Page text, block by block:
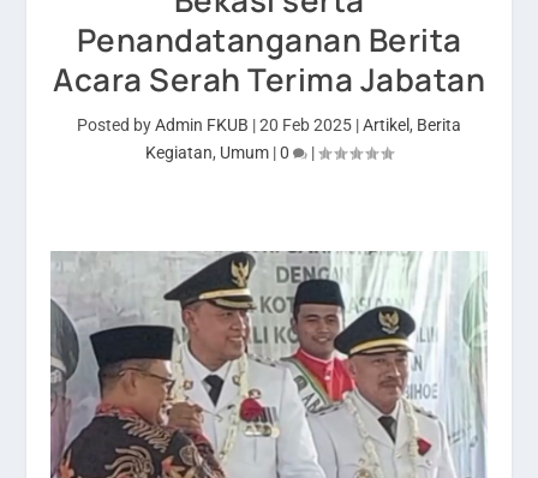
Penandatanganan Berita
Acara Serah Terima Jabatan
Posted byAdmin FKUB |20 Feb 2025 |Artikel , Berita
Kegiatan, Umum |0 |